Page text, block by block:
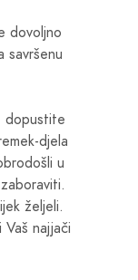
dovoljno
savršenu
dopustite
djela
u
željeli.
najjači